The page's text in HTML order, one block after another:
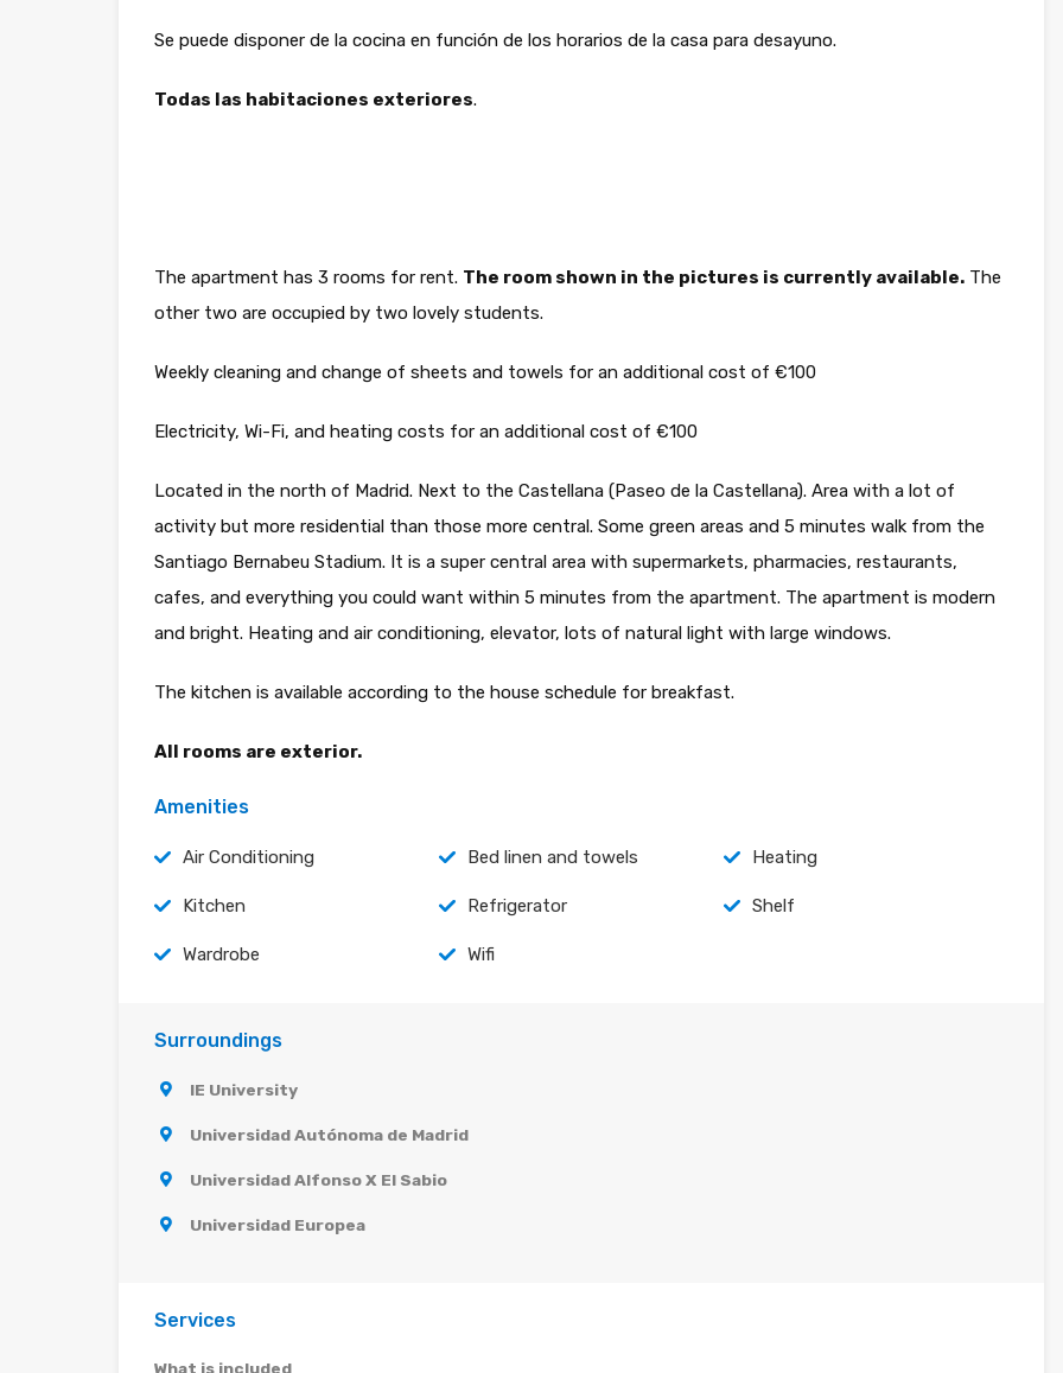
Se puede disponer de la cocina en función de los horarios de la casa para desayuno.
Todas las habitaciones exteriores.
The apartment has 3 rooms for rent. The room shown in the pictures is currently available. The
other two are occupied by two lovely students.
Weekly cleaning and change of sheets and towels for an additional cost of €100
Electricity, Wi-Fi, and heating costs for an additional cost of €100
Located in the north of Madrid. Next to the Castellana (Paseo de la Castellana). Area with a lot of
activity but more residential than those more central. Some green areas and 5 minutes walk from the
Santiago Bernabeu Stadium. It is a super central area with supermarkets, pharmacies, restaurants,
cafes, and everything you could want within 5 minutes from the apartment. The apartment is modern
and bright. Heating and air conditioning, elevator, lots of natural light with large windows.
The kitchen is available according to the house schedule for breakfast.
All rooms are exterior.
Amenities
Air Conditioning Bed linen and towels Heating
Kitchen Refrigerator Shelf
Wardrobe Wifi
Surroundings
IE University
Universidad Autónoma de Madrid
Universidad Alfonso X El Sabio
Universidad Europea
Services
What is included